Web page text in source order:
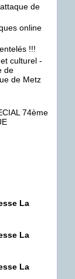
de
online
!!!
culturel -
de
de Metz
74ème
La
La
La